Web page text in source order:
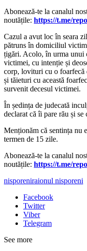
‍Abonează-te la canalul
noutățile: https://t.me/
Cazul a avut loc în seara
pătruns în domiciliul
țigări. Acolo, în urma unui
victimei, cu intenție și
corp, lovituri cu o foarfecă
și tăieturi cu această
survenit decesul victimei.
În ședința de judecată
declarat că îi pare rău și se
Menționăm că sentința nu
termen de 15 zile.
‍Abonează-te la canalul
noutățile: https://t.me/
nisporeniraionul nisporeni
Facebook
Twitter
Viber
Telegram
See more